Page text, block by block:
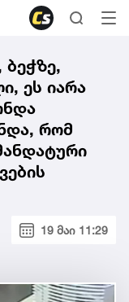
ბეჭზე,
ეს იარა
რომ
19 მაი 11:29